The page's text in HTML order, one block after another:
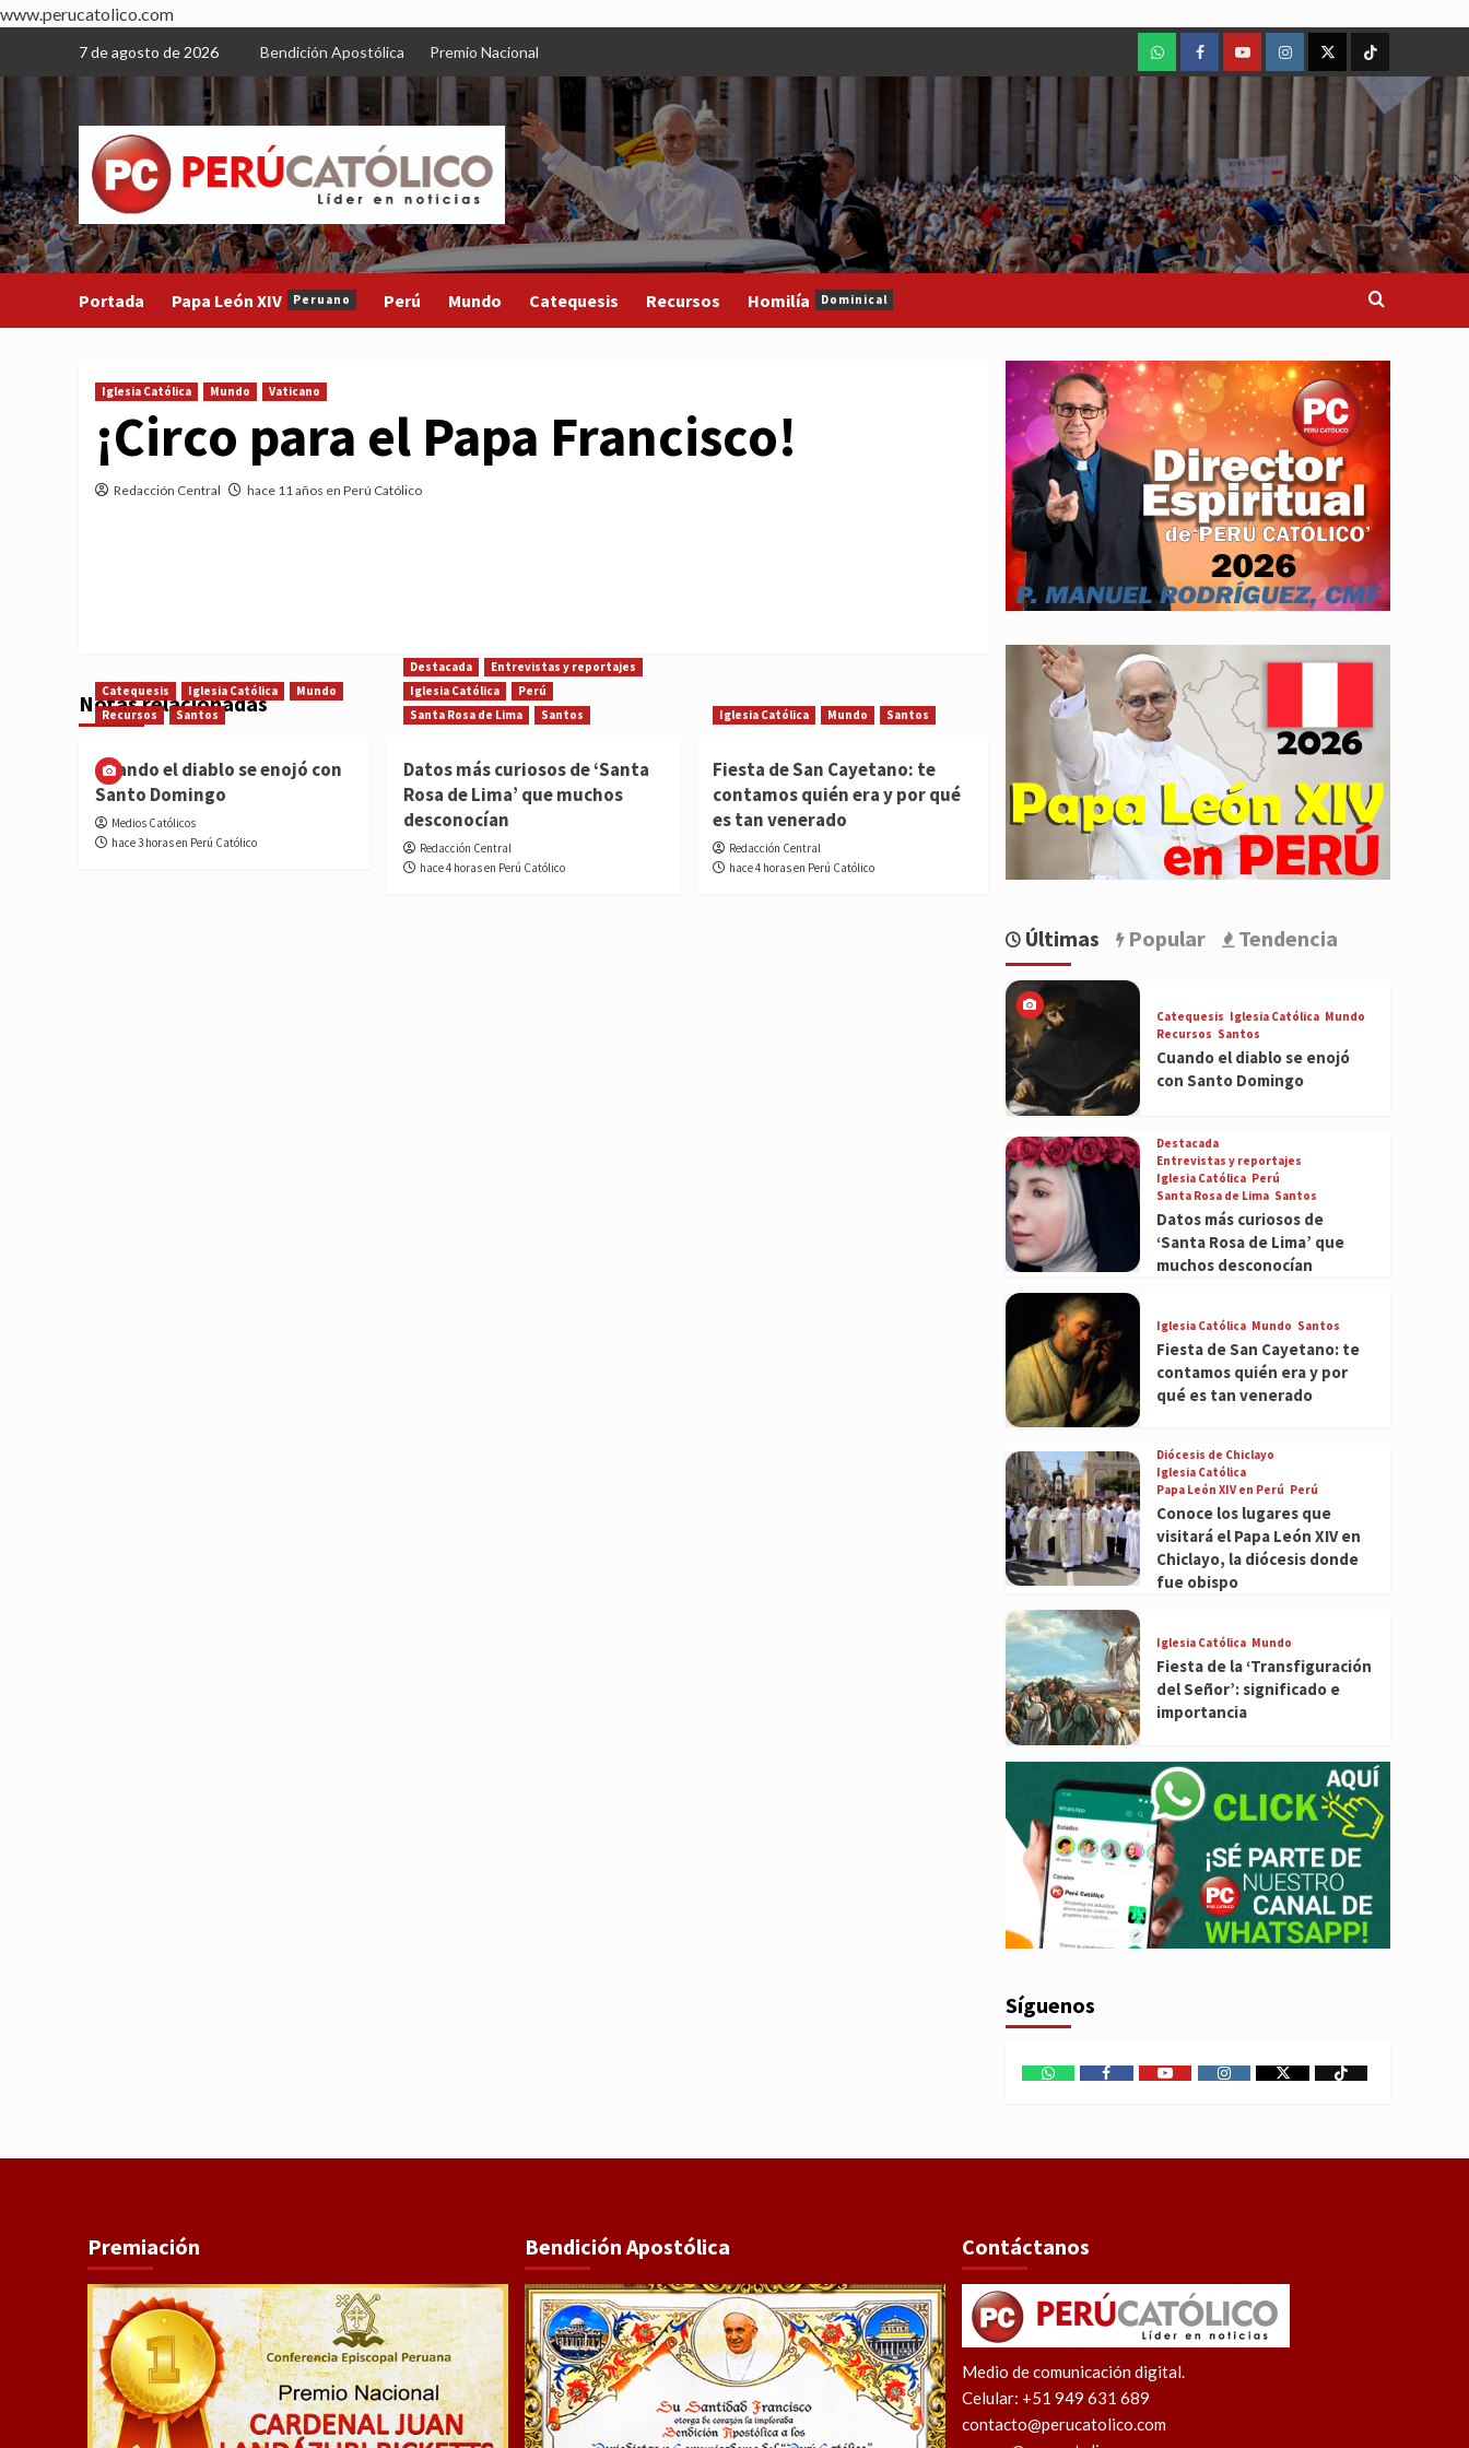
www.perucatolico.com
content
7 de agosto de 2026 Bendición Apostólica Premio Nacional
WhatsAppFacebookYoutubeInstagram
X TikTok
Portada Papa León XIV Peruano Perú Mundo Catequesis Recursos Homilía Dominical
Iglesia Católica Mundo Vaticano
¡Circo para el Papa Francisco!
Redacción Central hace 11 años en Perú Católico
Notas relacionadas
Catequesis Iglesia Católica
Mundo
Recursos
Santos
Cuando el diablo se enojó con
Santo Domingo
Medios Católicos
hace 3 horas en Perú Católico
Destacada
Entrevistas y reportajes
Iglesia Católica
Perú
Santa Rosa de Lima
Santos
Datos más curiosos de ‘Santa
Rosa de Lima’ que muchos
desconocían
Redacción Central
hace 4 horas en Perú Católico
Iglesia Católica Mundo Santos
Fiesta de San Cayetano: te
contamos quién era y por qué
es tan venerado
Redacción Central
hace 4 horas en Perú Católico
Últimas Popular Tendencia
Catequesis Iglesia Católica Mundo
Recursos Santos
Cuando el diablo se enojó
con Santo Domingo
Destacada
Entrevistas y reportajes
Iglesia Católica Perú
Santa Rosa de Lima Santos
Datos más curiosos de
‘Santa Rosa de Lima’ que
muchos desconocían
Iglesia Católica Mundo Santos
Fiesta de San Cayetano: te
contamos quién era y por
qué es tan venerado
Diócesis de Chiclayo
Iglesia Católica
Papa León XIV en Perú Perú
Conoce los lugares que
visitará el Papa León XIV en
Chiclayo, la diócesis donde
fue obispo
Iglesia Católica Mundo
Fiesta de la ‘Transfiguración
del Señor’: significado e
importancia
Síguenos
WhatsAppFacebookYoutubeInstagram
X TikTok
Premiación Bendición Apostólica Contáctanos
Medio de comunicación digital.
Celular: +51 949 631 689
contacto@perucatolico.com